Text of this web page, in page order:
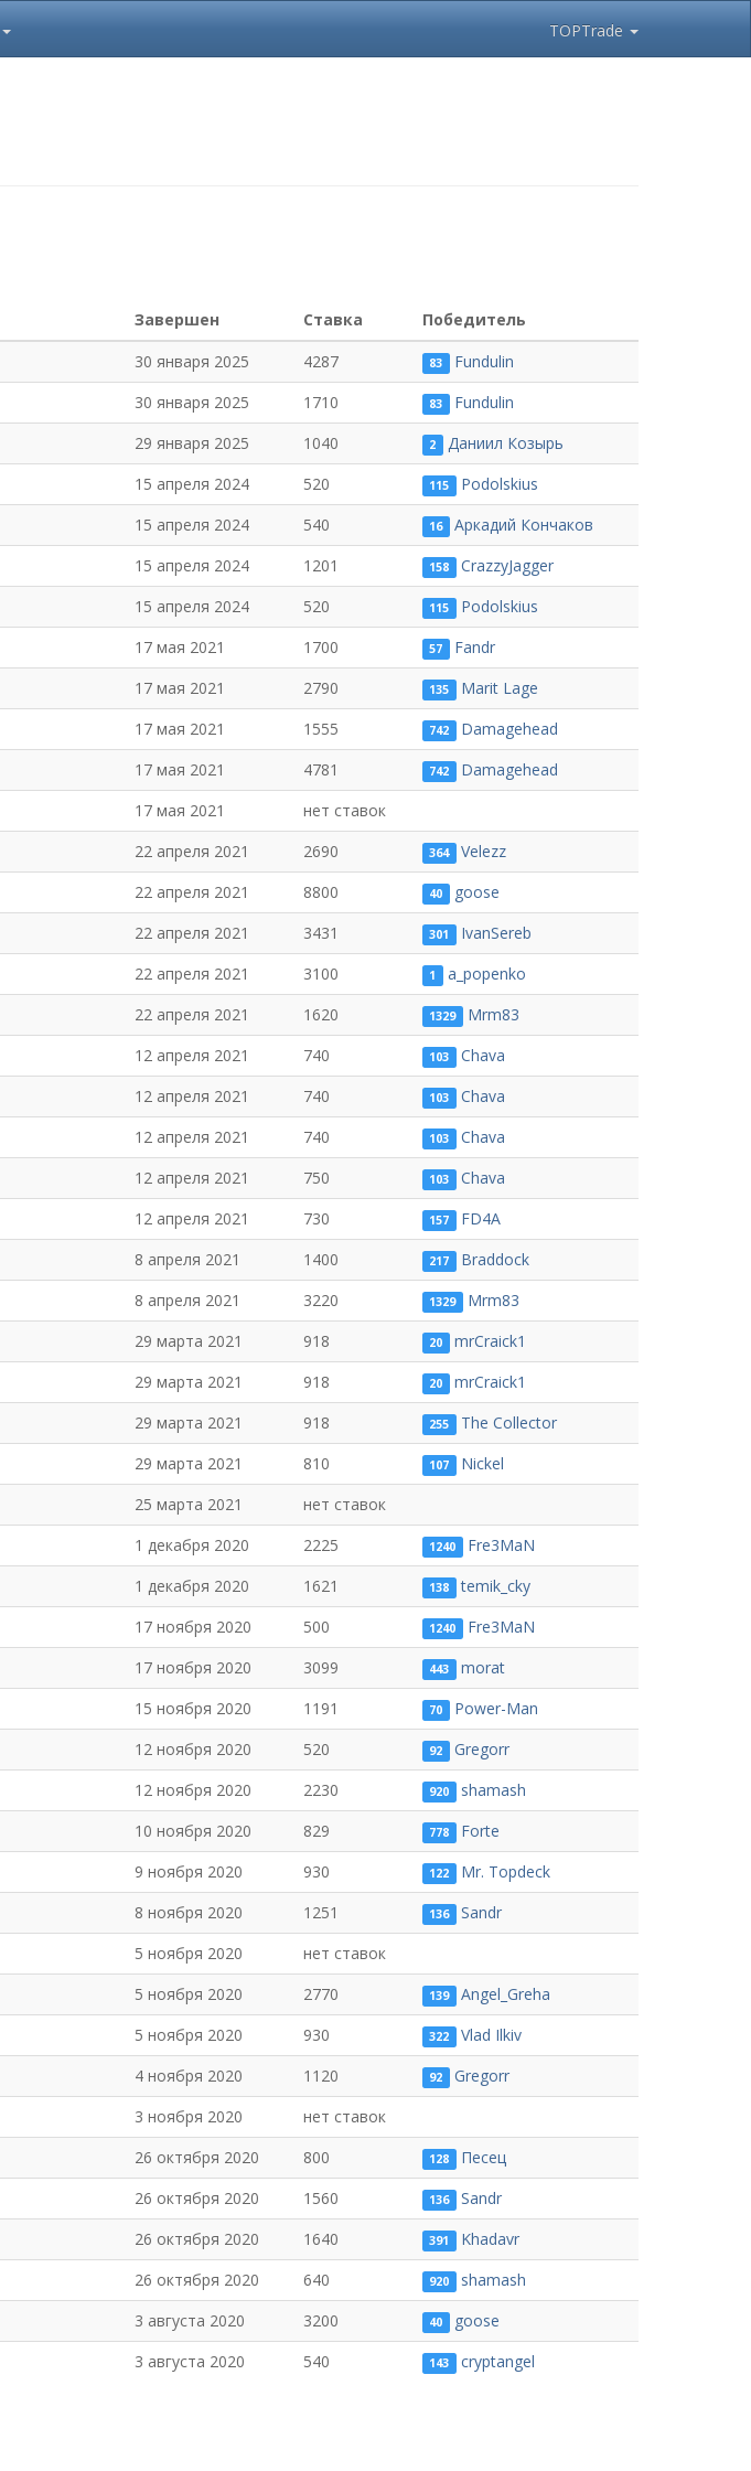
TOPTrade
Завершен Ставка
Победитель
30 января 2025 4287 83
Fundulin
30 января 2025 1710 83
Fundulin
29 января 2025 1040 2
Даниил Козырь
15 апреля 2024 520 115
Podolskius
15 апреля 2024 540 16
Аркадий Кончаков
15 апреля 2024 1201 158
CrazzyJagger
15 апреля 2024 520 115
Podolskius
17 мая 2021 1700 57
Fandr
17 мая 2021 2790 135
Marit Lage
17 мая 2021 1555 742
Damagehead
17 мая 2021 4781 742
Damagehead
17 мая 2021
нет ставок
22 апреля 2021 2690 364
Velezz
22 апреля 2021 8800 40
goose
22 апреля 2021 3431 301
IvanSereb
22 апреля 2021 3100 1
a_popenko
22 апреля 2021 1620 1329
Mrm83
12 апреля 2021 740 103
Chava
12 апреля 2021 740 103
Chava
12 апреля 2021 740 103
Chava
12 апреля 2021 750 103
Chava
12 апреля 2021 730 157
FD4A
8 апреля 2021 1400 217
Braddock
8 апреля 2021 3220 1329
Mrm83
29 марта 2021 918 20
mrCraick1
29 марта 2021 918 20
mrCraick1
29 марта 2021 918 255
The Collector
29 марта 2021 810 107
Nickel
25 марта 2021
нет ставок
1 декабря 2020 2225 1240
Fre3MaN
1 декабря 2020 1621 138
temik_cky
17 ноября 2020 500 1240
Fre3MaN
17 ноября 2020 3099 443
morat
15 ноября 2020 1191 70
Power-Man
12 ноября 2020 520 92
Gregorr
12 ноября 2020 2230 920
shamash
10 ноября 2020 829 778
Forte
9 ноября 2020 930 122
Mr. Topdeck
8 ноября 2020 1251 136
Sandr
5 ноября 2020
нет ставок
5 ноября 2020 2770 139
Angel_Greha
5 ноября 2020 930 322
Vlad Ilkiv
4 ноября 2020 1120 92
Gregorr
3 ноября 2020
нет ставок
26 октября 2020 800 128
Песец
26 октября 2020 1560 136
Sandr
26 октября 2020 1640 391
Khadavr
26 октября 2020 640 920
shamash
3 августа 2020 3200 40
goose
3 августа 2020 540 143 cryptangel